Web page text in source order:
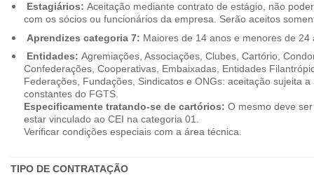
Estagiários: Aceitação mediante contrato de estágio, não
com os sócios ou funcionários da empresa. Serão aceitos
Aprendizes categoria 7: Maiores de 14 anos e menores de 24
Entidades: Agremiações, Associações, Clubes, Cartório,
Confederações, Cooperativas, Embaixadas, Entidades
Federações, Fundações, Sindicatos e ONGs: aceitação sujeita
constantes do FGTS.
Especificamente tratando-se de cartórios: O mesmo deve
estar vinculado ao CEI na categoria 01.
Verificar condições especiais com a área técnica.
TIPO DE CONTRATAÇÃO